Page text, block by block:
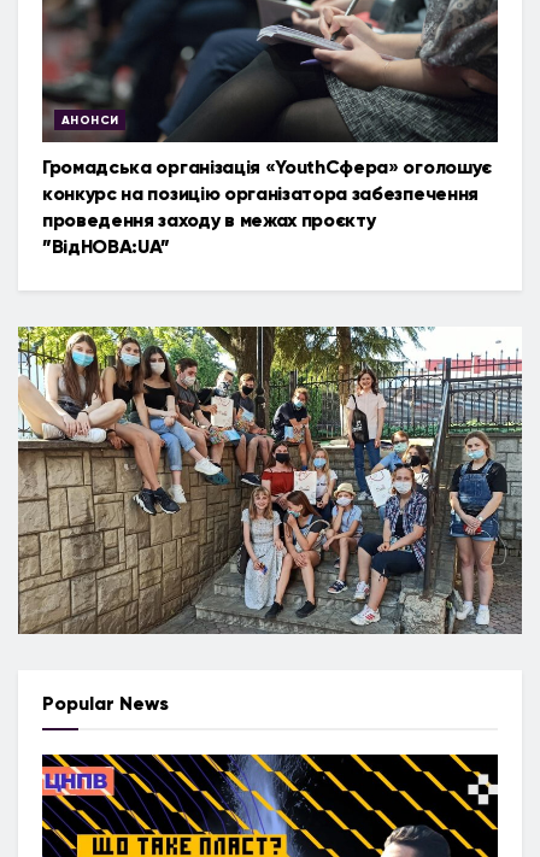
АНОНСИ
Громадська організація «YouthСфера» оголошує
конкурс на позицію організатора забезпечення
проведення заходу в межах проєкту
”ВідНОВА:UA”
Popular News